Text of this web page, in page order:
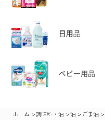
ホーム >調味料・油 >油 > ごま油 >